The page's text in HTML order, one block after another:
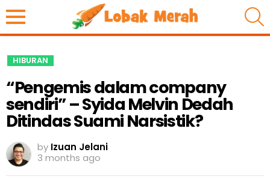
HIBURAN
“Pengemis dalam company
sendiri” – Syida Melvin Dedah
Ditindas Suami Narsistik?
by Izuan Jelani
3 months ago